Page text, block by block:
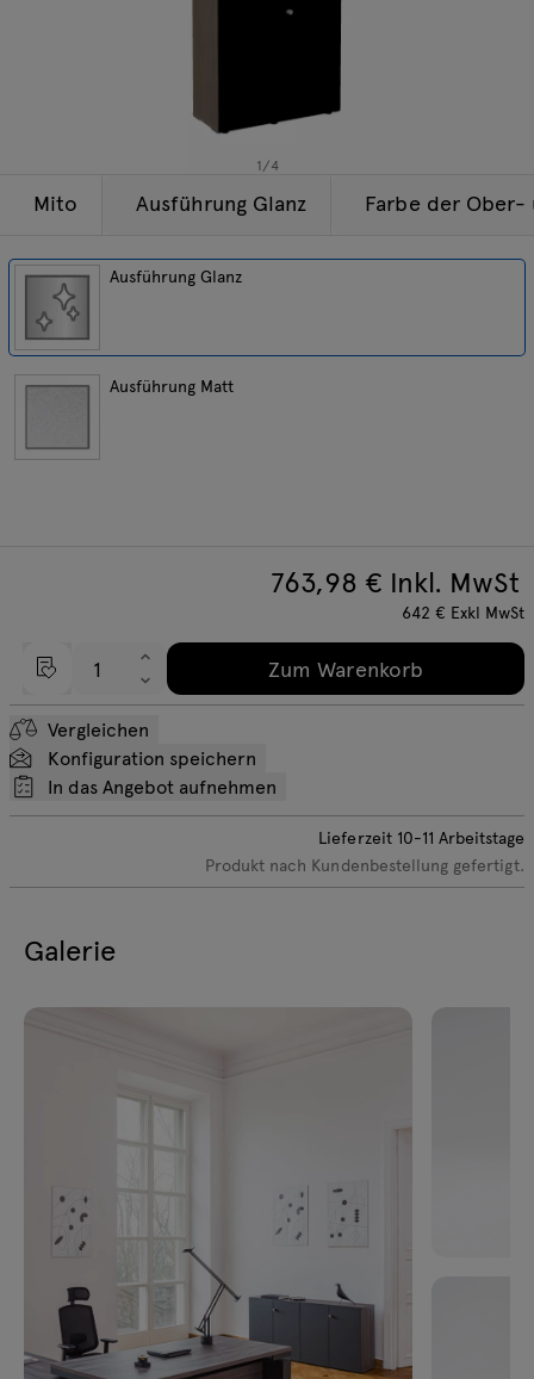
1/4
Mito
Ausführung Glanz
Ausführung Matt
Ausführung Glanz Farbe der
763,98 € Inkl. MwSt
642 € Exkl MwSt
Zum Warenkorb
Vergleichen
Konfiguration speichern
In das Angebot aufnehmen
Lieferzeit 10-11 Arbeitstage
Produkt nach Kundenbestellung gefertigt.
Galerie